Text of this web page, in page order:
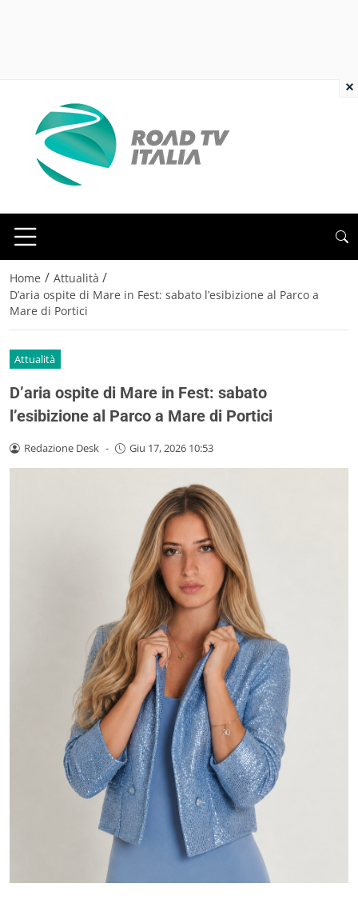
Home / Attualità /
D’aria ospite di Mare in Fest: sabato l’esibizione al Parco a
Mare di Portici
Attualità
D’aria ospite di Mare in Fest: sabato
l’esibizione al Parco a Mare di Portici
Redazione Desk - Giu 17, 2026 10:53
×